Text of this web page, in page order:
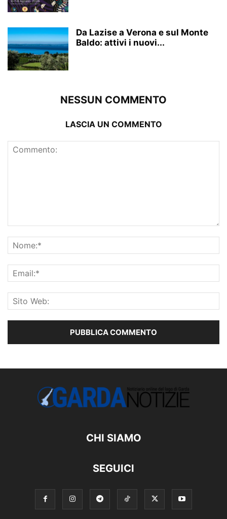
Da Lazise a Verona e sul Monte
Baldo: attivi i nuovi...
NESSUN COMMENTO
LASCIA UN COMMENTO
CHI SIAMO
SEGUICI